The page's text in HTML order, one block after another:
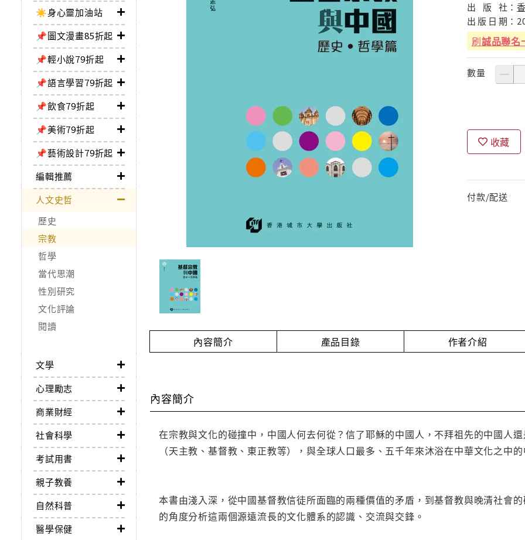
☀️身心靈加油站
📌圖文漫畫85折起
📌輕小說79折起
📌語言學習79折起
📌飲食79折起
📌美術79折起
📌藝術設計79折起
編輯推薦
人文史哲
歷史
宗教
哲學
當代思潮
性別研究
文化評論
閱讀
文學
心理勵志
商業財經
社會科學
考試用書
親子教養
自然科普
醫學保健
出
版 社：
出 版 日 期：
刷誠品聯名
數量
收藏
付款/配送
內容簡介 產品目錄 作者介紹
內容簡介
在宗教與文化的碰撞中，中國人何去何從？信了耶穌的中國人，不拜祖先的中國人
（天主教、基督教、東正教等），與全球人口最多、五千年來沐浴在中華文化之中
本書由淺入深，從中國基督教信徒所面臨的兩種價值的矛盾，到基督教與晚清社會
的角度分析這兩個源遠流長的文化體系的認識、交流與交鋒。